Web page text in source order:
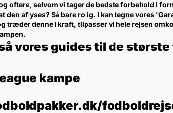
oftere, selvom vi tager de bedste forbehold i
den aflyses? Så bare rolig. I kan tegne vores '
træder denne i kraft, tilpasser vi hele rejsen
vores guides til de
kampe